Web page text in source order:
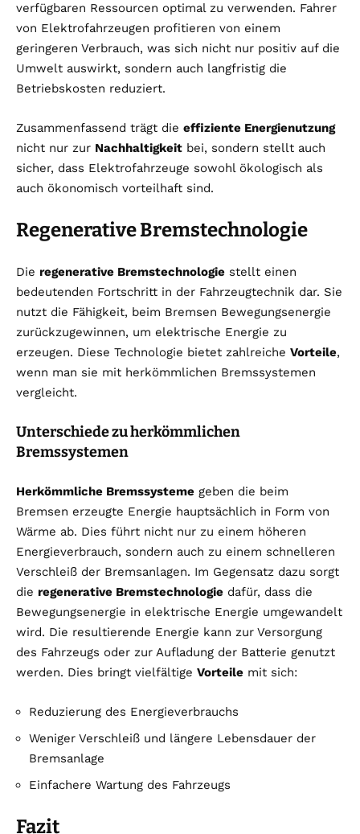
verfügbaren Ressourcen optimal zu verwenden. Fahrer
von Elektrofahrzeugen profitieren von einem
geringeren Verbrauch, was sich nicht nur positiv auf die
Umwelt auswirkt, sondern auch langfristig die
Betriebskosten reduziert.
Zusammenfassend trägt die effiziente Energienutzung
nicht nur zur Nachhaltigkeit bei, sondern stellt auch
sicher, dass Elektrofahrzeuge sowohl ökologisch als
auch ökonomisch vorteilhaft sind.
Regenerative Bremstechnologie
Die regenerative Bremstechnologie stellt einen
bedeutenden Fortschritt in der Fahrzeugtechnik dar. Sie
nutzt die Fähigkeit, beim Bremsen Bewegungsenergie
zurückzugewinnen, um elektrische Energie zu
erzeugen. Diese Technologie bietet zahlreiche Vorteile,
wenn man sie mit herkömmlichen Bremssystemen
vergleicht.
Unterschiede zu herkömmlichen
Bremssystemen
Herkömmliche Bremssysteme geben die beim
Bremsen erzeugte Energie hauptsächlich in Form von
Wärme ab. Dies führt nicht nur zu einem höheren
Energieverbrauch, sondern auch zu einem schnelleren
Verschleiß der Bremsanlagen. Im Gegensatz dazu sorgt
die regenerative Bremstechnologie dafür, dass die
Bewegungsenergie in elektrische Energie umgewandelt
wird. Die resultierende Energie kann zur Versorgung
des Fahrzeugs oder zur Aufladung der Batterie genutzt
werden. Dies bringt vielfältige Vorteile mit sich:
Reduzierung des Energieverbrauchs
Weniger Verschleiß und längere Lebensdauer der
Bremsanlage
Einfachere Wartung des Fahrzeugs
Fazit